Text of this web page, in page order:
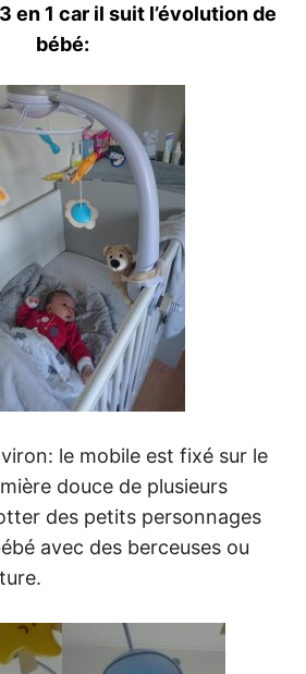
en 1 car il suit l’évolution de
bébé:
le mobile est fixé sur le
douce de plusieurs
des petits personnages
avec des berceuses ou